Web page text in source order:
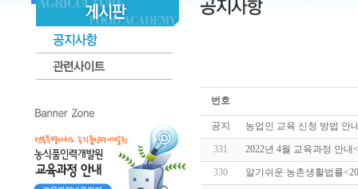
번호
공지 농업인 교육 신청 방법 안
331 2022년 4월 교육과정 안내
330 알기쉬운 농촌생활법률